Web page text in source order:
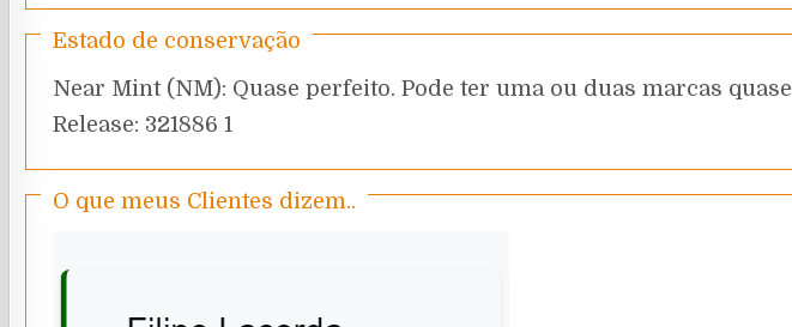
Estado de conservação
Near Mint (NM): Quase perfeito. Pode ter uma ou duas marcas
Release: 321886 1
O que meus Clientes dizem..